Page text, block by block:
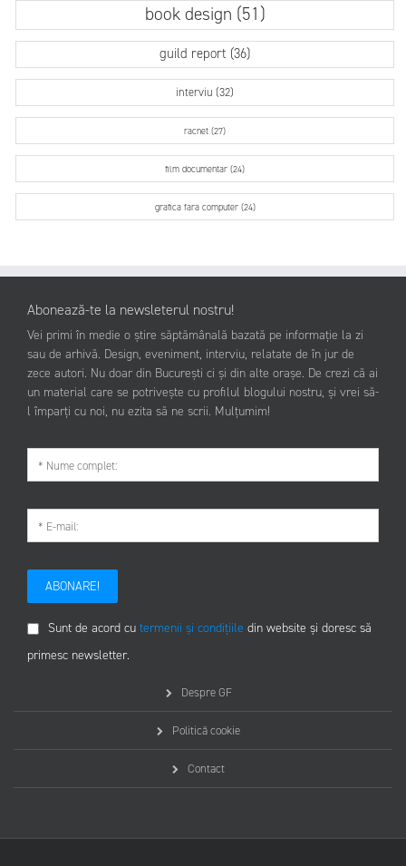
book design (51)
guild report (36)
interviu (32)
racnet (27)
film documentar (24)
grafica fara computer (24)
Abonează-te la newsleterul nostru!
Vei primi în medie o știre săptămânală bazată pe informație la zi
sau de arhivă. Design, eveniment, interviu, relatate de în jur de
zece autori. Nu doar din București ci și din alte orașe. De crezi că ai
un material care se potrivește cu profilul blogului nostru, și vrei să-
l împarți cu noi, nu ezita să ne scrii. Mulțumim!
ABONARE!
Sunt de acord cu termenii și condițiile din website și doresc să
primesc newsletter.
Despre GF
Politică cookie
Contact